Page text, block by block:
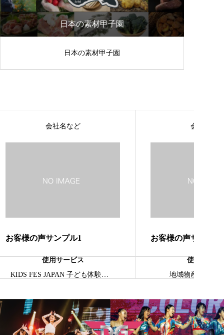
日本の素材甲子園
日本の素材甲子園
会社名など
お客様の声サンプル1
使用サービス
会社名な
お客様の声サンプル
使用サービ
地域物産プロモ